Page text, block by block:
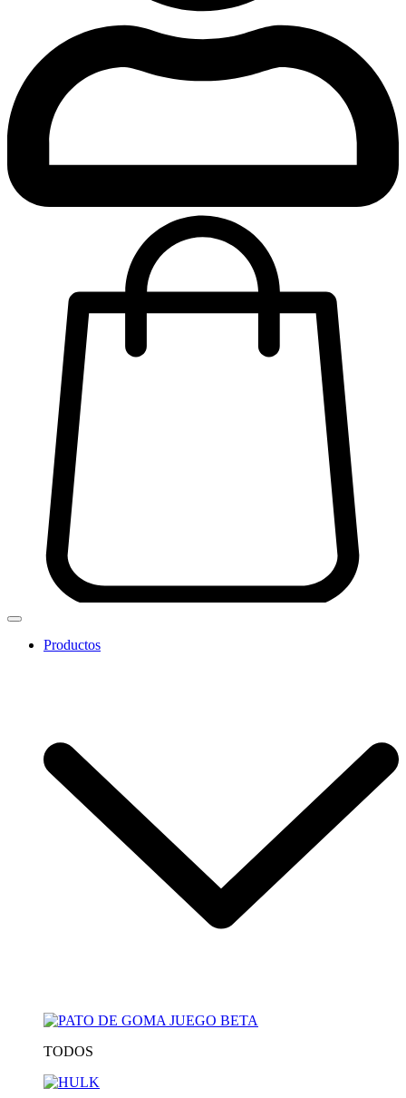
Productos
TODOS